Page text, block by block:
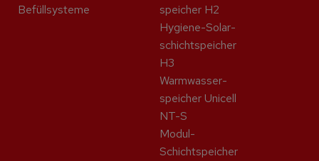
Befüllsysteme
speicher H2
Hygiene-Solar­
schicht­speicher
H3
Warmwasser­
speicher Unicell
NT-S
Modul-
Schichtspeicher